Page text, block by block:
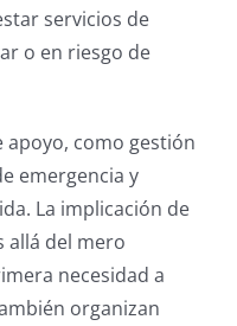
servicios de
o en riesgo de
apoyo, como gestión
emergencia y
La implicación de
allá del mero
necesidad a
organizan